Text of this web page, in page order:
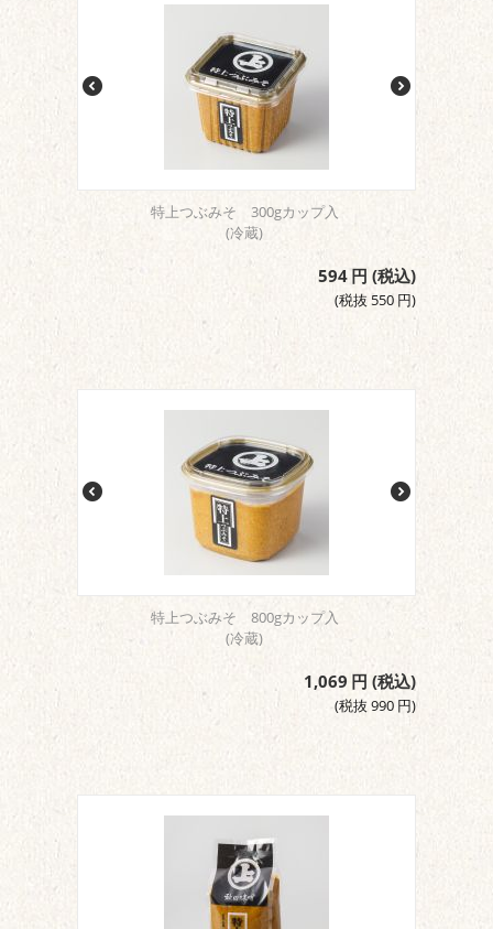
特上つぶみそ 300gカップ入
(冷蔵)
594円 (税込)
(税抜 550 円)
特上つぶみそ 800gカップ入
(冷蔵)
1,069 円 (税込)
(税抜 990 円)